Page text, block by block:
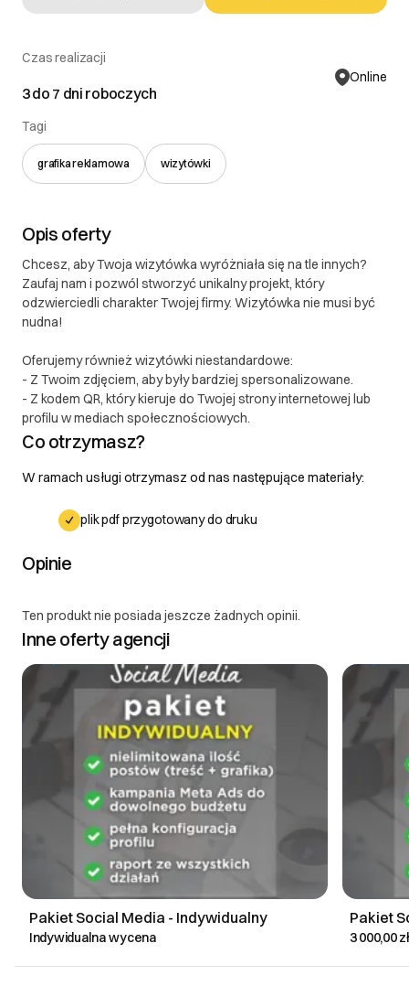
Czas realizacji
3 do 7 dni roboczych
Online
Tagi
grafika reklamowa wizytówki
Opis oferty
Chcesz, aby Twoja wizytówka wyróżniała się na tle innych?
Zaufaj nam i pozwól stworzyć unikalny projekt, który
odzwierciedli charakter Twojej firmy. Wizytówka nie musi być
nudna!
Oferujemy również wizytówki niestandardowe:
- Z Twoim zdjęciem, aby były bardziej spersonalizowane.
- Z kodem QR, który kieruje do Twojej strony internetowej lub
profilu w mediach społecznościowych.
Co otrzymasz?
W ramach usługi otrzymasz od nas następujące materiały:
plik pdf przygotowany do druku
Opinie
Ten produkt nie posiada jeszcze żadnych opinii.
Inne oferty agencji
Pakiet Social Media - Indywidualny
Indywidualna wycena
Pakiet
3 000,00 zł